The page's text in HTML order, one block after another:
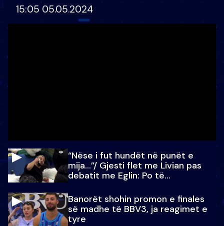
15:05 05.05.2024
“Nëse i fut hundët në punët e
mija…”/ Gjesti flet me Livian pas
debatit me Eglin: Po të
Banorët shohin promon e finales
së madhe të BBV3, ja reagimet e
tyre